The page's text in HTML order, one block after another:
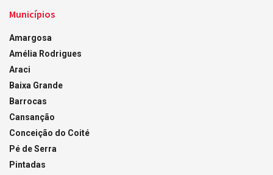
Municípios
Amargosa
Amélia Rodrigues
Araci
Baixa Grande
Barrocas
Cansanção
Conceição do Coité
Pé de Serra
Pintadas